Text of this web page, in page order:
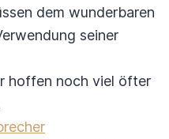
dem wunderbaren
seiner
hoffen noch viel öfter